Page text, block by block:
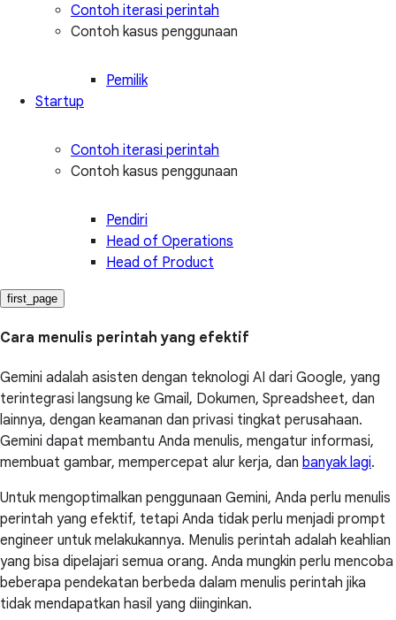
Contoh iterasi perintah
Contoh kasus penggunaan
Pemilik
Startup
Contoh iterasi perintah
Contoh kasus penggunaan
Pendiri
Head of Operations
Head of Product
first_page
Cara menulis perintah yang efektif
Gemini adalah asisten dengan teknologi AI dari Google, yang
terintegrasi langsung ke Gmail, Dokumen, Spreadsheet, dan
lainnya, dengan keamanan dan privasi tingkat perusahaan.
Gemini dapat membantu Anda menulis, mengatur informasi,
membuat gambar, mempercepat alur kerja, dan banyak lagi.
Untuk mengoptimalkan penggunaan Gemini, Anda perlu menulis
perintah yang efektif, tetapi Anda tidak perlu menjadi prompt
engineer untuk melakukannya. Menulis perintah adalah keahlian
yang bisa dipelajari semua orang. Anda mungkin perlu mencoba
beberapa pendekatan berbeda dalam menulis perintah jika
tidak mendapatkan hasil yang diinginkan.